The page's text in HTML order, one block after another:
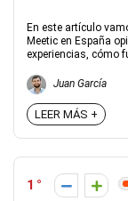
En este artículo
Meetic en España
experiencias, cómo
Juan García
LEER MÁS +
1